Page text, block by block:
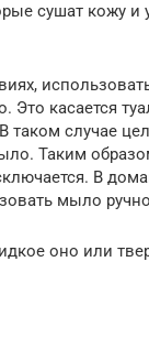
сушат кожу и
Это касается
таком случае
Таким
В
мыло
оно или